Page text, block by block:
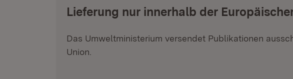
Lieferung nur innerhalb der
Das Umweltministerium versendet Publikationen
Union.